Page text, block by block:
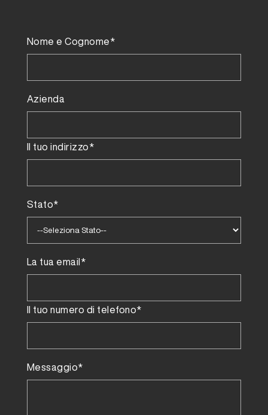
Nome e Cognome*
Azienda
Il tuo indirizzo*
Stato*
La tua email*
Il tuo numero di telefono*
Messaggio*